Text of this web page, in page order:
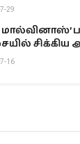
29
மால்வினாஸ்’
16